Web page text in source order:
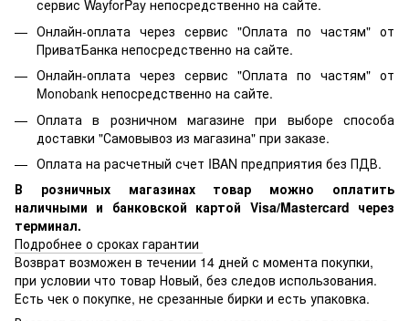
сервис WayforPay непосредственно на сайте.
Онлайн-оплата через сервис "Оплата по частям" от
ПриватБанка непосредственно на сайте.
Онлайн-оплата через сервис "Оплата по частям" от
Monobank непосредственно на сайте.
Оплата в розничном магазине при выборе способа
доставки "Самовывоз из магазина" при заказе.
Оплата на расчетный счет IBAN предприятия без ПДВ.
В розничных магазинах товар можно оплатить
наличными и банковской картой Visa/Mastercard через
терминал.
Подробнее о сроках гарантии
Возврат возможен в течении 14 дней с момента покупки,
при условии что товар Новый, без следов использования.
Есть чек о покупке, не срезанные бирки и есть упаковка.